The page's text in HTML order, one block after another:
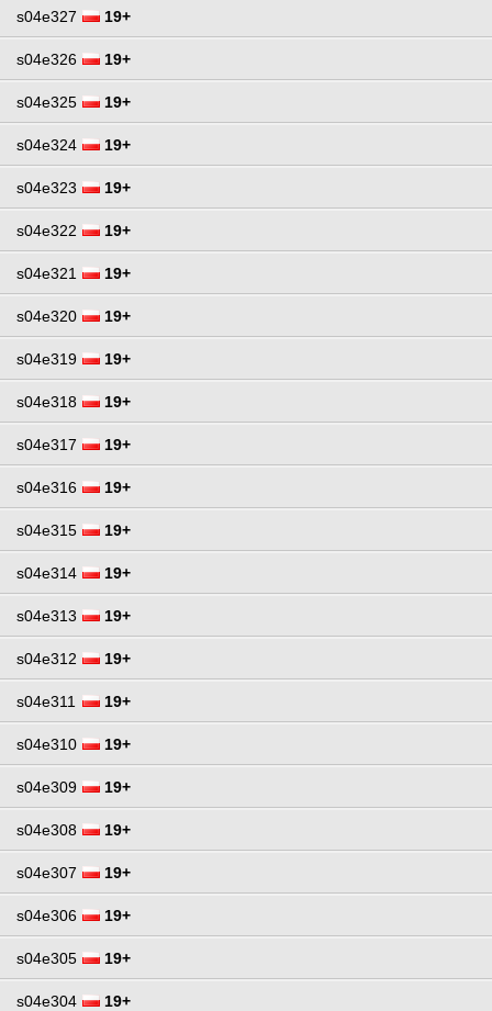
s04e327 19+
s04e326 19+
s04e325 19+
s04e324 19+
s04e323 19+
s04e322 19+
s04e321 19+
s04e320 19+
s04e319 19+
s04e318 19+
s04e317 19+
s04e316 19+
s04e315 19+
s04e314 19+
s04e313 19+
s04e312 19+
s04e311 19+
s04e310 19+
s04e309 19+
s04e308 19+
s04e307 19+
s04e306 19+
s04e305 19+
s04e304 19+